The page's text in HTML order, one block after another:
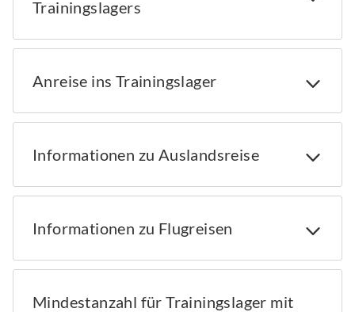
Trainingslagers
Anreise ins Trainingslager
Informationen zu Auslandsreise
Informationen zu Flugreisen
Mindestanzahl für Trainingslager mit